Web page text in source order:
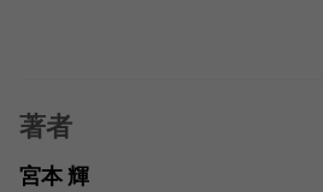
著者
宮本 輝